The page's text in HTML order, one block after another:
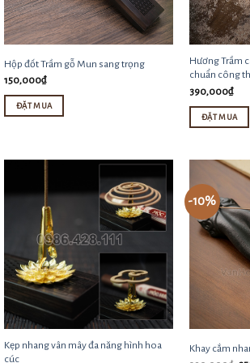
Hộp đốt Trầm gỗ Mun sang trọng
150,000₫
ĐẶT MUA
Hương Trầm
chuẩn công
390,000₫
ĐẶT MUA
Kẹp nhang vân mây đa năng hình hoa
cúc
-10%
Khay cắm